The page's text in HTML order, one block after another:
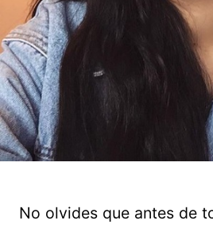
No olvides que antes de